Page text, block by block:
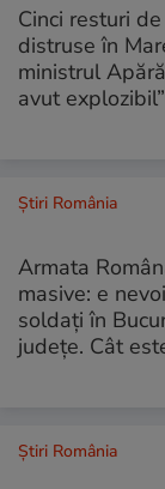
Cinci resturi
distruse în
ministrul
avut explozibil”
Știri România
Armata
masive: e
soldați în
județe. Cât
Știri România